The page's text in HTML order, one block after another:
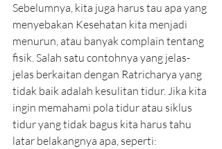
Sebelumnya, kita juga harus tau apa yang
menyebakan Kesehatan kita menjadi
menurun, atau banyak complain tentang
fisik. Salah satu contohnya yang jelas-
jelas berkaitan dengan Ratricharya yang
tidak baik adalah kesulitan tidur. Jika kita
ingin memahami pola tidur atau siklus
tidur yang tidak bagus kita harus tahu
latar belakangnya apa, seperti: